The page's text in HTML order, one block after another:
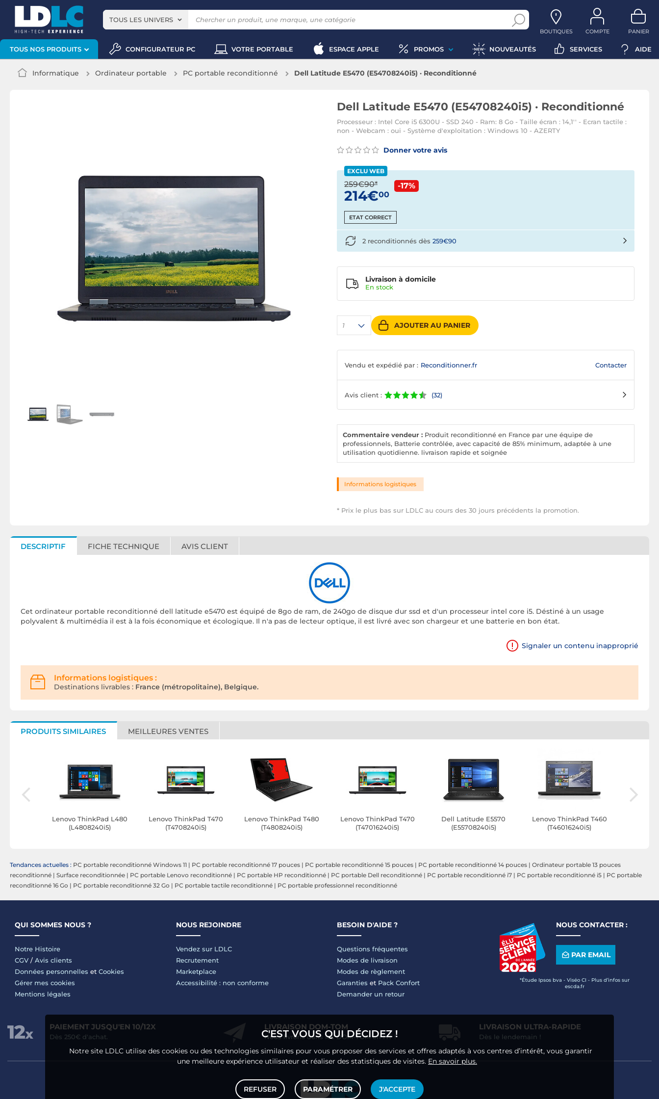
TOUS LES UNIVERS
BOUTIQUES COMPTE PANIER
TOUS NOS PRODUITS CONFIGURATEUR PC VOTRE PORTABLE ESPACE APPLE PROMOS NOUVEAUTÉS SERVICES AIDE
Informatique Ordinateur portable PC portable reconditionné Dell Latitude E5470 (E54708240i5) · Reconditionné
Dell Latitude E5470 (E54708240i5) · Reconditionné
Processeur : Intel Core i5 6300U - SSD 240 - Ram: 8 Go - Taille écran : 14,1'' - Ecran tactile :
non - Webcam : oui - Système d'exploitation : Windows 10 - AZERTY
Donner votre avis
EXCLU WEB
259€90*
214€00
-17%
ETAT CORRECT
1 AJOUTER AU PANIER
Livraison à domicile
En stock
* Prix le plus bas sur LDLC au cours des 30 jours précédents la promotion.
2 reconditionnés dès 259€90
Vendu et expédié par : Reconditionner.fr Contacter
Avis client : (32)
Commentaire vendeur : Produit reconditionné en France par une équipe de
professionnels, Batterie contrôlée, avec capacité de 85% minimum, adaptée à une
utilisation quotidienne. livraison rapide et soignée
Informations logistiques
DESCRIPTIF FICHE TECHNIQUE AVIS CLIENT
Cet ordinateur portable reconditionné dell latitude e5470 est équipé de 8go de ram, de 240go de disque dur ssd et d'un processeur intel core i5. Déstiné à un usage
polyvalent & multimédia il est à la fois économique et écologique. Il n'a pas de lecteur optique, il est livré avec son chargeur et une batterie en bon état.
Signaler un contenu inapproprié
Informations logistiques :
Destinations livrables : France (métropolitaine), Belgique.
PRODUITS SIMILAIRES MEILLEURES VENTES
Lenovo ThinkPad L480
(L4808240i5)
Lenovo ThinkPad T470
(T4708240i5)
Lenovo ThinkPad T480
(T4808240i5)
Lenovo ThinkPad T470
(T47016240i5)
Dell Latitude E5570
(E55708240i5)
Lenovo ThinkPad T460
(T46016240i5)
Tendances actuelles : PC portable reconditionné Windows 11 | PC portable reconditionné 17 pouces | PC portable reconditionné 15 pouces | PC portable reconditionné 14 pouces | Ordinateur portable 13 pouces
reconditionné | Surface reconditionnée | PC portable Lenovo reconditionné | PC portable HP reconditionné | PC portable Dell reconditionné | PC portable reconditionné i7 | PC portable reconditionné i5 | PC portable
reconditionné 16 Go | PC portable reconditionné 32 Go | PC portable tactile reconditionné | PC portable professionnel reconditionné
QUI SOMMES NOUS ?
Notre Histoire
CGV / Avis clients
Données personnelles et Cookies
Gérer mes cookies
Mentions légales
NOUS REJOINDRE
Vendez sur LDLC
Recrutement
Marketplace
Accessibilité : non conforme
BESOIN D'AIDE ?
Questions fréquentes
Modes de livraison
Modes de règlement
Garanties et Pack Confort
Demander un retour
NOUS CONTACTER :
PAR EMAIL
*Étude Ipsos bva - Viséo CI - Plus d’infos sur
escda.fr
PAIEMENT JUSQU'EN 10/12X
Dès 250€ d'achat.
LIVRAISON DOM-TOM
Nous livrons dans les DOM-TOM en HT !
LIVRAISON ULTRA-RAPIDE
Dès le lendemain !
C'EST VOUS QUI DÉCIDEZ !
Notre site LDLC utilise des cookies ou des technologies similaires pour vous proposer des services et offres adaptés à vos centres d’intérêt, vous garantir
une meilleure expérience utilisateur et réaliser des statistiques de visites. En savoir plus.
REFUSER PARAMÉTRER J'ACCEPTE